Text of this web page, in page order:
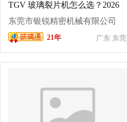
TGV 玻璃裂片机怎么选？2026
最新参数报价与厂家选型指南
东莞市银锐精密机械有限公司
广东 东莞
21年